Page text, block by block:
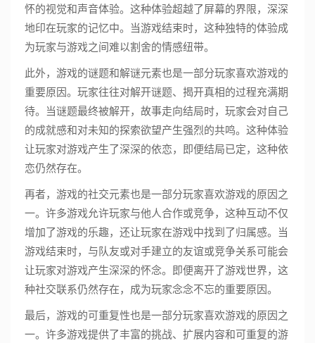
怀的视觉和声音体验。这种体验超越了屏幕的界限，深深
地印在玩家的记忆中。当游戏结束时，这种独特的体验成
为玩家与游戏之间难以割舍的情感纽带。
此外，游戏的谜题和解谜元素也是一部分玩家喜欢游戏的
重要原因。玩家往往对解开谜题、揭开真相的过程充满期
待。当谜题最终被解开，故事走向结局时，玩家会对自己
的成就感和对未知的探索欲望产生强烈的共鸣。这种体验
让玩家对游戏产生了深深的依恋，即便结局已定，这种依
恋仍然存在。
再者，游戏的社交元素也是一部分玩家喜欢游戏的原因之
一。许多游戏允许玩家与他人合作或竞争，这种互动不仅
增加了游戏的乐趣，还让玩家在游戏中找到了归属感。当
游戏结束时，与队友或对手建立的友谊或竞争关系可能会
让玩家对游戏产生深深的怀念。即便离开了游戏世界，这
种社交联系仍然存在，成为玩家念念不忘的重要原因。
最后，游戏的可重复性也是一部分玩家喜欢游戏的原因之
一。许多游戏提供了丰富的挑战、扩展内容和可重复的游